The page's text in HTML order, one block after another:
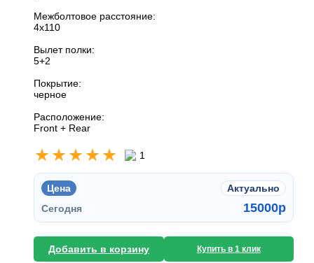
Межболтовое расстояние:
4x110
Вылет полки:
5+2
Покрытие:
черное
Расположение:
Front + Rear
1
Цена
Актуально
Сегодня
15000p
Добавить в корзину Купить в 1 клик